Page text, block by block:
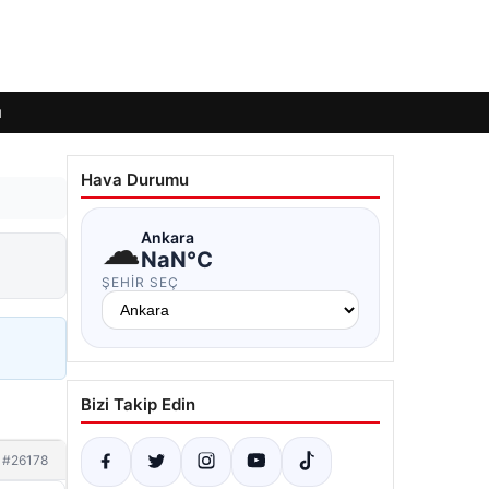
#26178
Hava Durumu
☁Ankara
NaN°C
ŞEHIR SEÇ
Bizi Takip Edin